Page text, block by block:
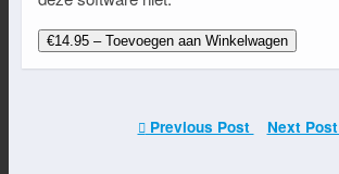
€14.95 – Toevoegen aan Winkelwagen
Previous Post Next Post